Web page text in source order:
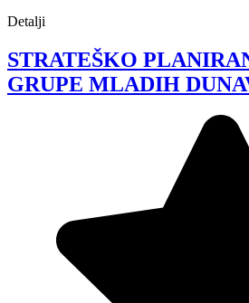
Detalji
STRATEŠKO
GRUPE MLADIH